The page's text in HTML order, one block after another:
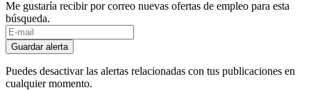
Me gustaría recibir por correo nuevas ofertas de empleo para esta
búsqueda.
Guardar alerta
Puedes desactivar las alertas relacionadas con tus publicaciones en
cualquier momento.